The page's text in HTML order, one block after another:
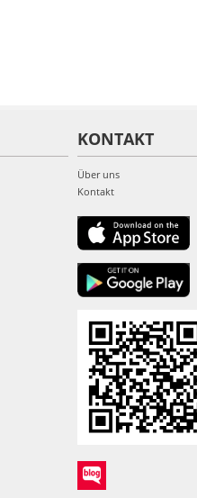
KONTAKT
Über uns
Kontakt